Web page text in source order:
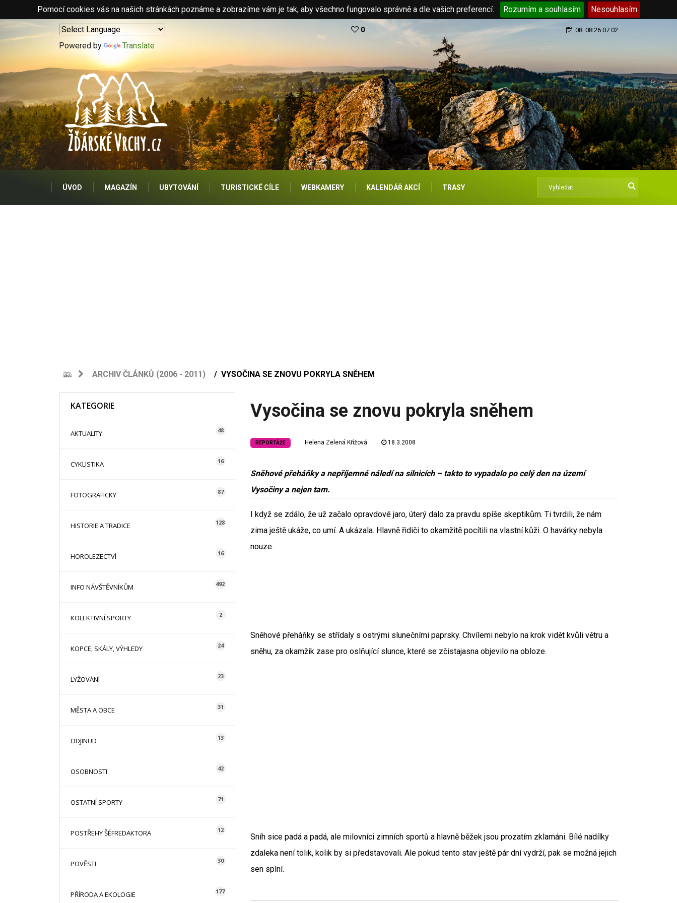
Pomocí cookies vás na našich stránkách poznáme a zobrazíme vám je tak, aby všechno fungovalo správně a dle vašich preferencí. Rozumím a souhlasím Nesouhlasím
Powered by Translate
0 08. 08.26 07:02
ÚVOD MAGAZÍN UBYTOVÁNÍ TURISTICKÉ CÍLE WEBKAMERY KALENDÁŘ AKCÍ TRASY
ARCHIV ČLÁNKŮ (2006 - 2011) VYSOČINA SE ZNOVU POKRYLA SNĚHEM
KATEGORIE
AKTUALITY 48
CYKLISTIKA 16
FOTOGRAFICKY 87
HISTORIE A TRADICE 128
HOROLEZECTVÍ 16
INFO NÁVŠTĚVNÍKŮM 492
KOLEKTIVNÍ SPORTY 2
KOPCE, SKÁLY, VÝHLEDY 24
LYŽOVÁNÍ 23
MĚSTA A OBCE 31
ODJINUD 13
OSOBNOSTI 42
OSTATNÍ SPORTY 71
POSTŘEHY ŠÉFREDAKTORA 12
POVĚSTI 30
PŘÍRODA A EKOLOGIE 177
Vysočina se znovu pokryla sněhem
REPORTÁŽE Helena Zelená Křížová 18.3.2008
Sněhové přeháňky a nepříjemné náledí na silnicích – takto to vypadalo po celý den na území
Vysočiny a nejen tam.
I když se zdálo, že už začalo opravdové jaro, úterý dalo za pravdu spíše skeptikům. Ti tvrdili, že nám
zima ještě ukáže, co umí. A ukázala. Hlavně řidiči to okamžitě pocítili na vlastní kůži. O havárky nebyla
nouze.
Sněhové přeháňky se střídaly s ostrými slunečními paprsky. Chvílemi nebylo na krok vidět kvůli větru a
sněhu, za okamžik zase pro oslňující slunce, které se zčistajasna objevilo na obloze.
Sníh sice padá a padá, ale milovníci zimních sportů a hlavně běžek jsou prozatím zklamáni. Bílé nadílky
zdaleka není tolik, kolik by si představovali. Ale pokud tento stav ještě pár dní vydrží, pak se možná jejich
sen splní.